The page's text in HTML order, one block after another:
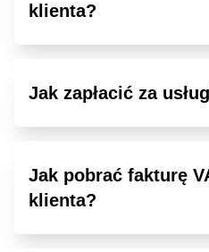
klienta?
Jak zapłacić za
Jak pobrać fakturę
klienta?